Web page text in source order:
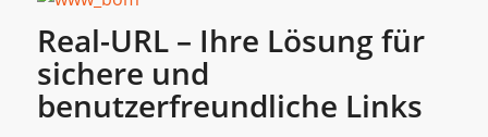
Real-URL – Ihre Lösung für
sichere und
benutzerfreundliche Links